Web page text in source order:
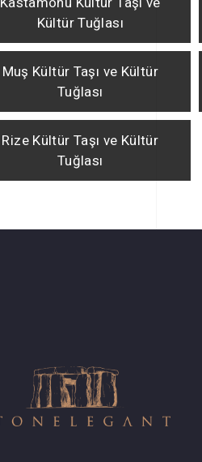
Kültür Tuğlası
Muş Kültür Taşı ve Kültür
Tuğlası
Rize Kültür Taşı ve Kültür
Tuğlası